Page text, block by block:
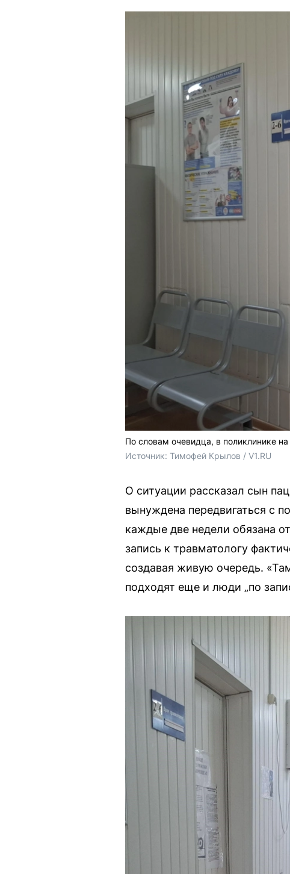
По словам очевидца, в поликлинике
Источник: Тимофей Крылов / V1.RU
О ситуации рассказал сын
вынуждена передвигаться с
каждые две недели обязана
запись к травматологу
создавая живую очередь.
подходят еще и люди „по